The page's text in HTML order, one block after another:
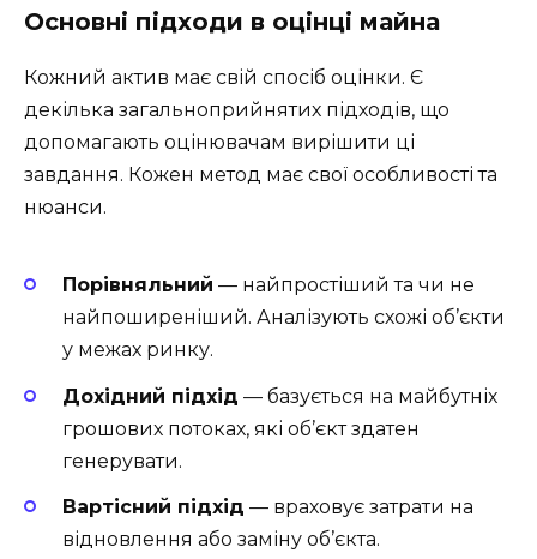
Основні підходи в оцінці майна
Кожний актив має свій спосіб оцінки. Є
декілька загальноприйнятих підходів, що
допомагають оцінювачам вирішити ці
завдання. Кожен метод має свої особливості та
нюанси.
Порівняльний — найпростіший та чи не
найпоширеніший. Аналізують схожі об’єкти
у межах ринку.
Дохідний підхід — базується на майбутніх
грошових потоках, які об’єкт здатен
генерувати.
Вартісний підхід — враховує затрати на
відновлення або заміну об’єкта.